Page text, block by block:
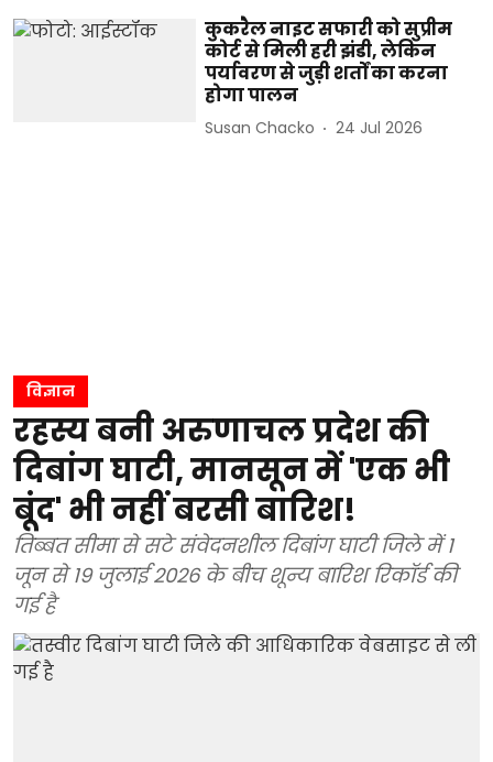
कुकरैल नाइट सफारी को सुप्रीम
कोर्ट से मिली हरी झंडी, लेकिन
पर्यावरण से जुड़ी शर्तों का करना
होगा पालन
Susan Chacko 24 Jul 2026
विज्ञान
रहस्य बनी अरुणाचल प्रदेश की
दिबांग घाटी, मानसून में 'एक भी
बूंद' भी नहीं बरसी बारिश!
तिब्बत सीमा से सटे संवेदनशील दिबांग घाटी जिले में 1
जून से 19 जुलाई 2026 के बीच शून्य बारिश रिकॉर्ड की
गई है